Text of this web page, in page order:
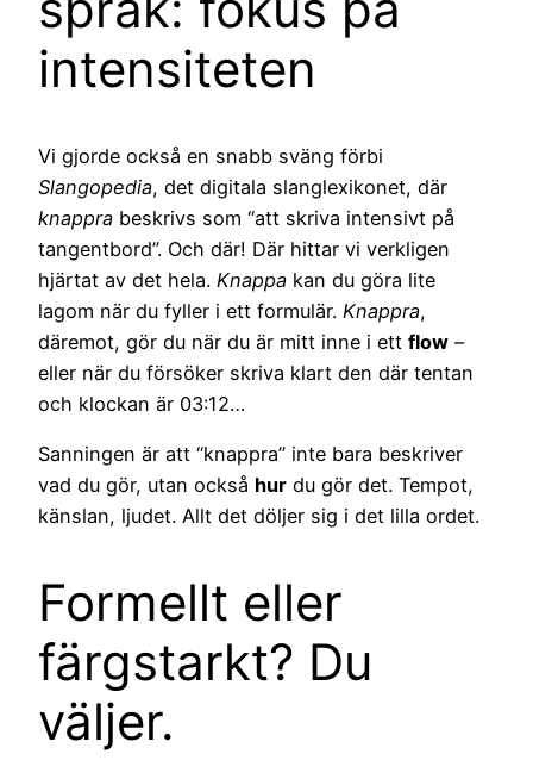
intensiteten
Vi gjorde också en snabb sväng förbi
Slangopedia, det digitala slanglexikonet, där
knappra beskrivs som “att skriva intensivt på
tangentbord”. Och där! Där hittar vi verkligen
hjärtat av det hela. Knappa kan du göra lite
lagom när du fyller i ett formulär. Knappra,
däremot, gör du när du är mitt inne i ett flow –
eller när du försöker skriva klart den där tentan
och klockan är 03:12…
Sanningen är att “knappra” inte bara beskriver
vad du gör, utan också hur du gör det. Tempot,
känslan, ljudet. Allt det döljer sig i det lilla ordet.
Formellt eller
färgstarkt? Du
väljer.